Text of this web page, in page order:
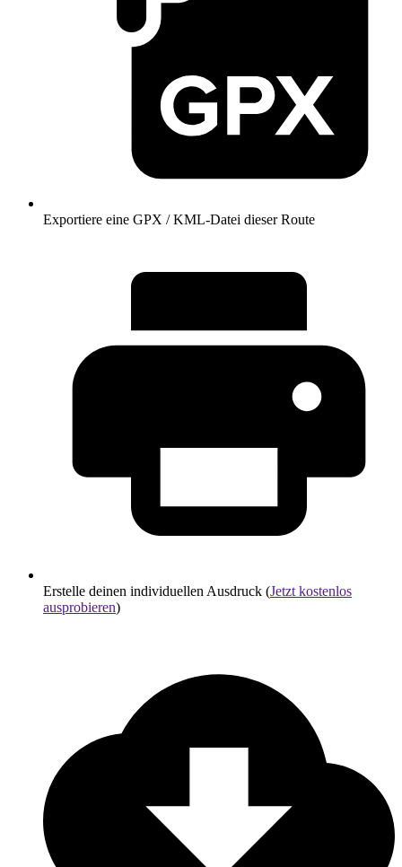
Exportiere eine GPX / KML-Datei dieser Route
Erstelle deinen individuellen Ausdruck (Jetzt kostenlos
ausprobieren)